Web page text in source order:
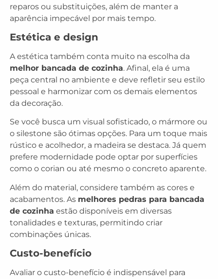
reparos ou substituições, além de manter a
aparência impecável por mais tempo.
Estética e design
A estética também conta muito na escolha da
melhor bancada de cozinha. Afinal, ela é uma
peça central no ambiente e deve refletir seu estilo
pessoal e harmonizar com os demais elementos
da decoração.
Se você busca um visual sofisticado, o mármore ou
o silestone são ótimas opções. Para um toque mais
rústico e acolhedor, a madeira se destaca. Já quem
prefere modernidade pode optar por superfícies
como o corian ou até mesmo o concreto aparente.
Além do material, considere também as cores e
acabamentos. As melhores pedras para bancada
de cozinha estão disponíveis em diversas
tonalidades e texturas, permitindo criar
combinações únicas.
Custo-benefício
Avaliar o custo-benefício é indispensável para